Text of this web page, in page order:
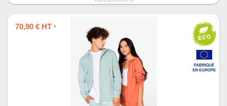
70,90 € HT *